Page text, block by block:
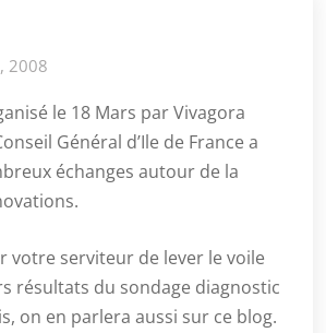
2008
le 18 Mars par Vivagora
Général d’Ile de France a
échanges autour de la
votre serviteur de lever le voile
résultats du sondage diagnostic
on en parlera aussi sur ce blog.